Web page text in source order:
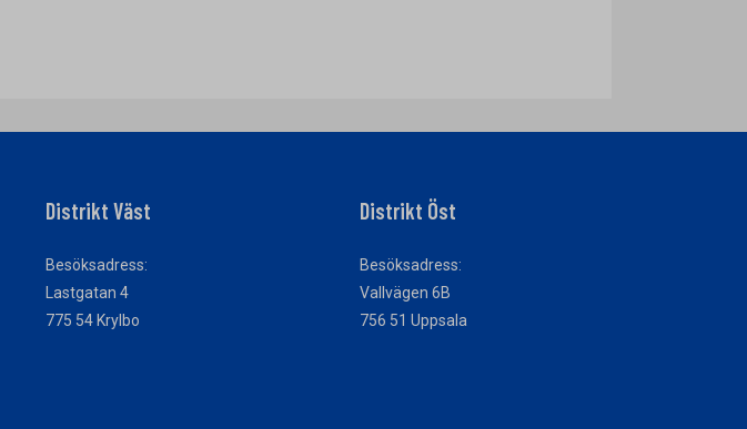
Distrikt Väst
Besöksadress:
Lastgatan 4
775 54 Krylbo
Distrikt Öst
Besöksadress:
Vallvägen 6B
756 51 Uppsala